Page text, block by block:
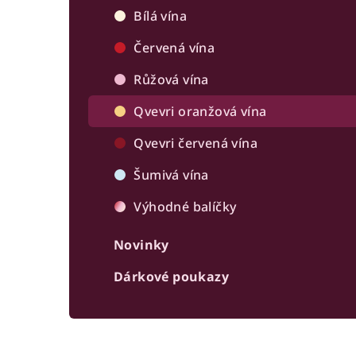
Bílá vína
Červená vína
Růžová vína
Qvevri oranžová vína
Qvevri červená vína
Šumivá vína
Výhodné balíčky
Novinky
Dárkové poukazy